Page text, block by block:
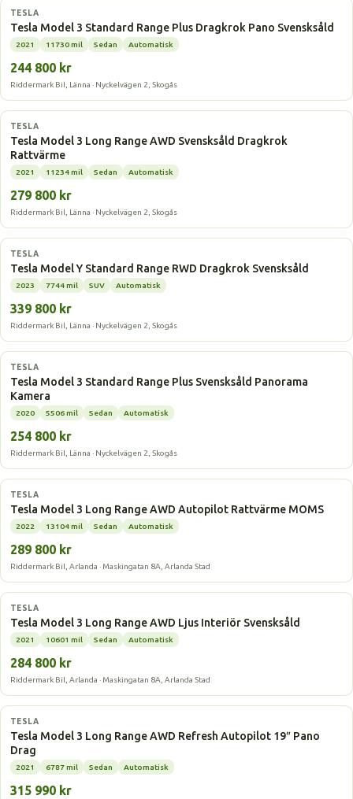
Elbil
TESLA
Tesla Model 3 Standard Range Plus Dragkrok Pano Svensksåld
2021 11730 mil Sedan Automatisk
244 800 kr
Riddermark Bil, Länna · Nyckelvägen 2, Skogås
Elbil
TESLA
Tesla Model 3 Long Range AWD Svensksåld Dragkrok
Rattvärme
2021 11234 mil Sedan Automatisk
279 800 kr
Riddermark Bil, Länna · Nyckelvägen 2, Skogås
Elbil
TESLA
Tesla Model Y Standard Range RWD Dragkrok Svensksåld
2023 7744 mil SUV Automatisk
339 800 kr
Riddermark Bil, Länna · Nyckelvägen 2, Skogås
Elbil
TESLA
Tesla Model 3 Standard Range Plus Svensksåld Panorama
Kamera
2020 5506 mil Sedan Automatisk
254 800 kr
Riddermark Bil, Länna · Nyckelvägen 2, Skogås
Elbil
TESLA
Tesla Model 3 Long Range AWD Autopilot Rattvärme MOMS
2022 13104 mil Sedan Automatisk
289 800 kr
Riddermark Bil, Arlanda · Maskingatan 8A, Arlanda Stad
Elbil
TESLA
Tesla Model 3 Long Range AWD Ljus Interiör Svensksåld
2021 10601 mil Sedan Automatisk
284 800 kr
Riddermark Bil, Arlanda · Maskingatan 8A, Arlanda Stad
Elbil
TESLA
Tesla Model 3 Long Range AWD Refresh Autopilot 19″ Pano
Drag
2021 6787 mil Sedan Automatisk
315 990 kr